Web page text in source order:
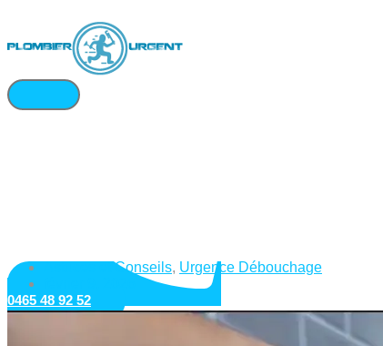
0465 48 92 52
Astuces et Conseils, Urgence Débouchage